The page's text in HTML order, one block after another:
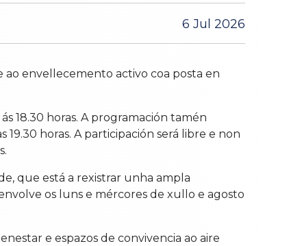
6 Jul 2026
ao envellecemento activo coa posta en
18.30 horas. A programación tamén
horas. A participación será libre e non
que está a rexistrar unha ampla
os luns e mércores de xullo e agosto
e espazos de convivencia ao aire